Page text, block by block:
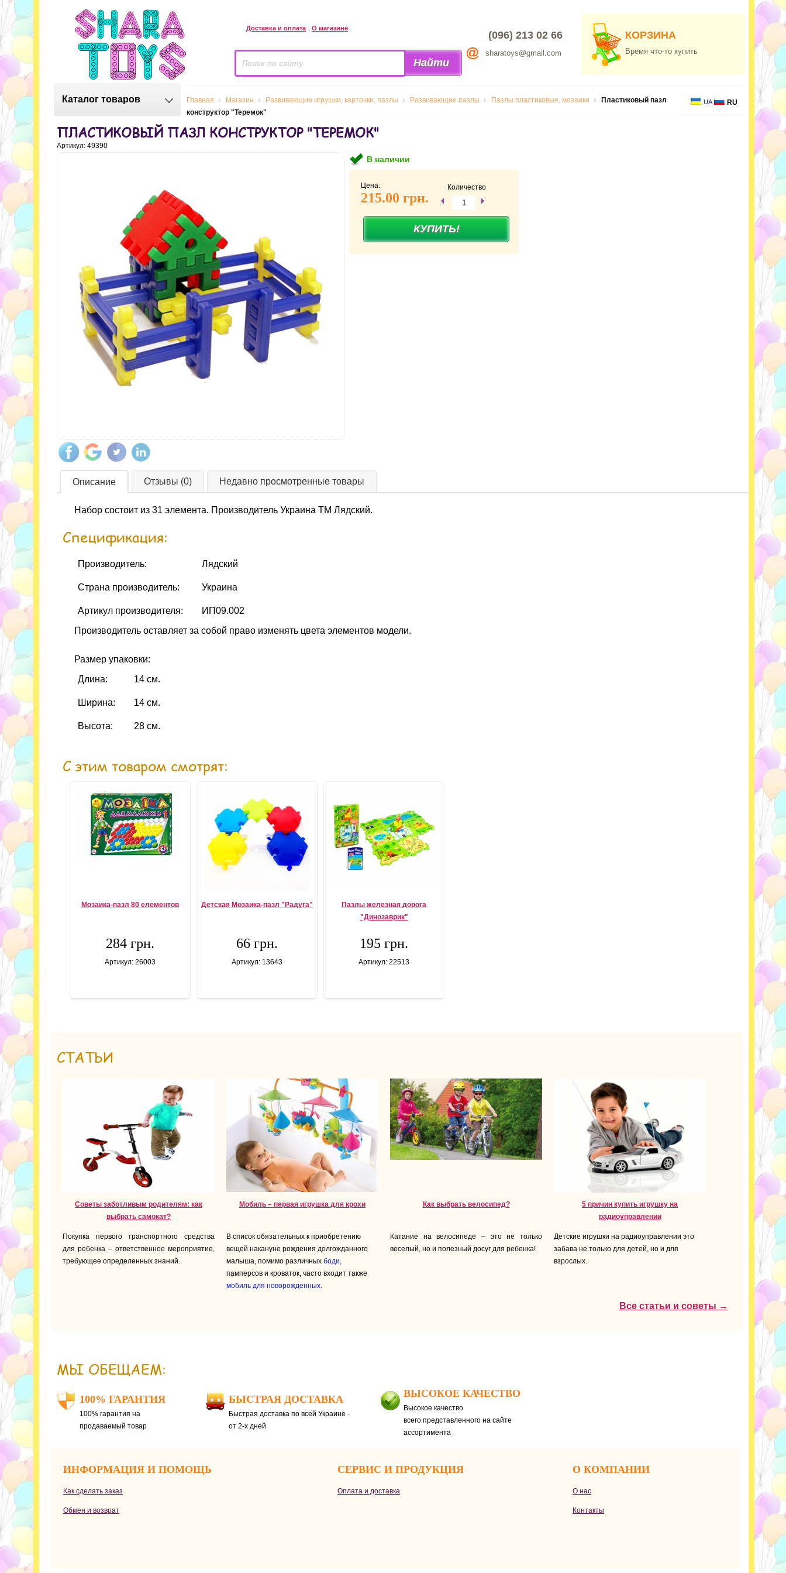
Доставка и оплата О магазине
(096) 213 02 66
sharatoys@gmail.com
КОРЗИНА
Время что-то купить
Каталог товаров Главная Магазин Развивающие игрушки, карточки, пазлы Развивающие пазлы Пазлы пластиковые, мозаики
Пластиковый пазл
конструктор "Теремок"
UA RU
ПЛАСТИКОВЫЙ ПАЗЛ КОНСТРУКТОР "ТЕРЕМОК"
Артикул: 49390
В наличии
Цена:
215.00 грн.
Количество
Описание Отзывы (0) Недавно просмотренные товары
Набор состоит из 31 элемента. Производитель Украина ТМ Лядский.
Спецификация:
Производитель: Лядский
Страна производитель: Украина
Артикул производителя:
ИП09.002
Производитель оставляет за собой право изменять цвета элементов модели.
Размер упаковки:
Длина:
14 см.
Ширина: 14 см.
Высота: 28 см.
С этим товаром смотрят:
Мозаика-пазл 80 елементов
284 грн.
Артикул: 26003
Детская Мозаика-пазл "Радуга"
66 грн.
Артикул: 13643
Пазлы железная дорога
"Динозаврик"
195 грн.
Артикул: 22513
СТАТЬИ
Советы заботливым родителям: как
выбрать самокат?
Покупка первого транспортного средства
для ребенка – ответственное мероприятие,
требующее определенных знаний.
Мобиль – первая игрушка для крохи
В список обязательных к приобретению
вещей накануне рождения долгожданного
малыша, помимо различных боди,
памперсов и кроваток, часто входит также
мобиль для новорожденных.
Как выбрать велосипед?
Катание на велосипеде – это не только
веселый, но и полезный досуг для ребенка!
5 причин купить игрушку на
радиоуправлении
Детские игрушки на радиоуправлении это
забава не только для детей, но и для
взрослых.
Все статьи и советы →
МЫ ОБЕЩАЕМ:
100% ГАРАНТИЯ
100% гарантия на
продаваемый товар
БЫСТРАЯ ДОСТАВКА
Быстрая доставка по всей Украине -
от 2-х дней
ВЫСОКОЕ КАЧЕСТВО
Высокое качество
всего представленного на сайте
ассортимента
ИНФОРМАЦИЯ И ПОМОЩЬ СЕРВИС И ПРОДУКЦИЯ О КОМПАНИИ
Как сделать заказ Оплата и доставка О нас
Обмен и возврат Контакты